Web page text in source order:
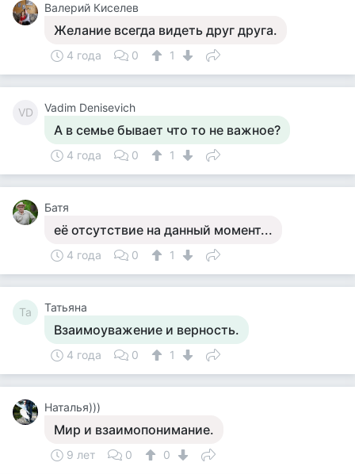
Валерий Киселев
Желание всегда видеть друг друга.
4 года 0 1
VD Vadim Denisevich
А в семье бывает что то не важное?
4 года 0 1
Батя
её отсутствие на данный момент...
4 года 0 1
Та Татьяна
Взаимоуважение и верность.
4 года 0 1
Наталья)))
Мир и взаимопонимание.
9 лет 0 0